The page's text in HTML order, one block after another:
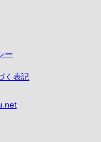
ー
く表記